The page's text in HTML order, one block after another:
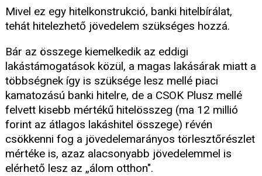
Mivel ez egy hitelkonstrukció, banki hitelbírálat,
tehát hitelezhető jövedelem szükséges hozzá.
Bár az összege kiemelkedik az eddigi
lakástámogatások közül, a magas lakásárak miatt a
többségnek így is szüksége lesz mellé piaci
kamatozású banki hitelre, de a CSOK Plusz mellé
felvett kisebb mértékű hitelösszeg (ma 12 millió
forint az átlagos lakáshitel összege) révén
csökkenni fog a jövedelemarányos törlesztőrészlet
mértéke is, azaz alacsonyabb jövedelemmel is
elérhető lesz az „álom otthon".